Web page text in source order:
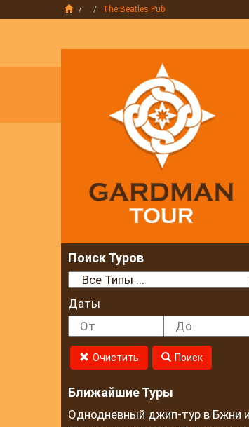
The Beatles Pub
Поиск Туров
Даты
Очистить Поиск
Ближайшие Туры